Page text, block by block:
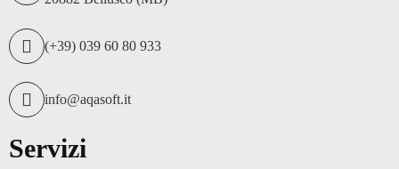
(+39) 039 60 80 933
info@aqasoft.it
Servizi